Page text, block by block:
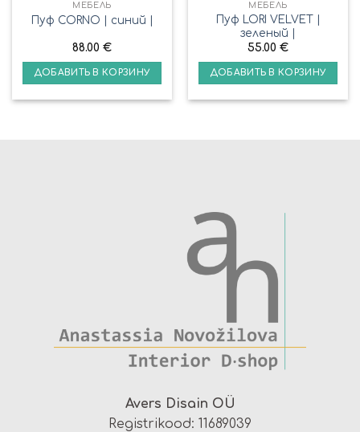
МЕБЕЛЬ
Пуф CORNO | синий |
88.00 €
ДОБАВИТЬ В КОРЗИНУ
МЕБЕЛЬ
Пуф LORI VELVET |
зеленый |
55.00 €
ДОБАВИТЬ В КОРЗИНУ
Avers Disain OÜ
Registrikood: 11689039